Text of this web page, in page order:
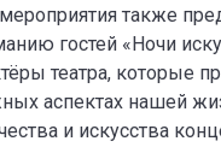
также
гостей «Ночи
театра, которые
аспектах нашей
и искусства